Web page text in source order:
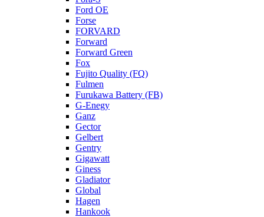
Ford OE
Forse
FORVARD
Forward
Forward Green
Fox
Fujito Quality (FQ)
Fulmen
Furukawa Battery (FB)
G-Enegy
Ganz
Gector
Gelbert
Gentry
Gigawatt
Giness
Gladiator
Global
Hagen
Hankook